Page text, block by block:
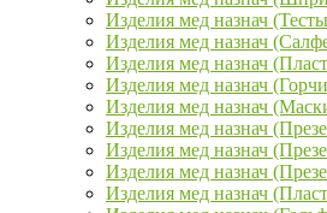
Изделия мед назнач
Изделия мед назнач
Изделия мед назнач
Изделия мед назнач
Изделия мед назнач
Изделия мед назнач
Изделия мед назнач
Изделия мед назнач
Изделия мед назнач